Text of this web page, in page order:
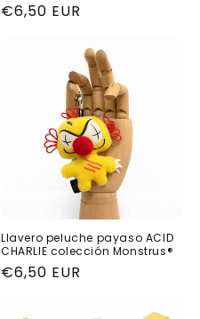
Precio
€6,50 EUR
Llavero peluche payaso ACID
CHARLIE colección Monstrus®
Precio
€6,50 EUR